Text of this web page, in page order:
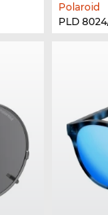
Polaroid
PLD